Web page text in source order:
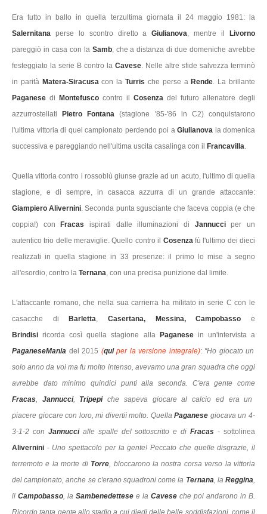
Era tutto in ballo in quella terzultima giornata il 24 maggio 1981: la
Salernitana perse lo scontro diretto aGiulianova, mentre il
Livorno
pareggiò in casa con la Samb, che a distanza di due domeniche avrebbe
festeggiato la serie B contro la Cavese. Nelle altre sfide salvezza terminò
in parità Matera-Siracusacon laTurris che perse a Rende. La brillante
Paganese di Montefusco contro il Cosenza del futuro allenatore degli
azzurrostellati
Pietro Fontana(stagione '85-'86 in C2) conquistarono
l'ultima vittoria di quel campionato perdendo poi a Giulianova la domenica
successiva e pareggiando nell'ultima uscita casalinga con il
Francavilla.
Quella vittoria contro i rossoblù giunse grazie ad un acuto, l'ultimo di quella
stagione, e di sempre, in casacca azzurra di un grande attaccante:
Giampiero Alivernini. Seconda punta sgusciante che faceva coppia (e che
coppia!) con
Fracas ispirati dalle illuminazioni di Jannucciper un
autentico trio delle meraviglie. Quello contro il Cosenza fù l'ultimo dei dieci
realizzati in quella stagione in 33 presenze: il primo lo mise a segno
all'esordio, contro la Ternana, con una precisa punizione dal limite.
L'attaccante romano, che nella sua carrierra ha militato in serie C con le
casacche di
Barletta,Casertana, Messina, Campobassoe
Brindisiricorda così quella stagione alla Paganese in un'intervista a
PaganeseMania del 2015 (quiper la versione integrale): "Ho giocato un
solo anno da voi ma fu molto intenso, avevamo una gran squadra che oggi
avrebbe dato minimo quindici punti alla seconda. C'era gente come
Fracas, Jannucci, Tripepiche sapeva giocare al calcio ed era un
piacere giocare con loro, mi divertiì molto. QuellaPaganese giocava un 4-
3-1-2 con Jannucci alle spalle del sottoscritto e diFracas- sottolinea
Alivernini -Uno spettacolo per la gente! Peccato che quelle disgrazie, il
terremoto e la morte di Torre, bloccarono la nostra corsa verso la vittoria
del campionato, anche se c'erano squadroni come la Ternana, laReggina,
il Campobasso, la Sambenedettese e la Cavese che poi andarono in B.
Ricordo tanta gente allo stadio a cui diedi delle belle soddisfazioni, come il